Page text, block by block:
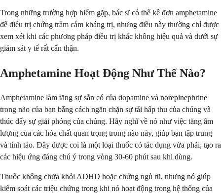
Trong những trường hợp hiếm gặp, bác sĩ có thể kê đơn amphetamine
để điều trị chứng trầm cảm kháng trị, nhưng điều này thường chỉ được
xem xét khi các phương pháp điều trị khác không hiệu quả và dưới sự
giám sát y tế rất cẩn thận.
Amphetamine Hoạt Động Như Thế Nào?
Amphetamine làm tăng sự sẵn có của dopamine và norepinephrine
trong não của bạn bằng cách ngăn chặn sự tái hấp thu của chúng và
thúc đẩy sự giải phóng của chúng. Hãy nghĩ về nó như việc tăng âm
lượng của các hóa chất quan trọng trong não này, giúp bạn tập trung
và tỉnh táo. Đây được coi là một loại thuốc có tác dụng vừa phải, tạo ra
các hiệu ứng đáng chú ý trong vòng 30-60 phút sau khi dùng.
Thuốc không chữa khỏi ADHD hoặc chứng ngủ rũ, nhưng nó giúp
kiểm soát các triệu chứng trong khi nó hoạt động trong hệ thống của